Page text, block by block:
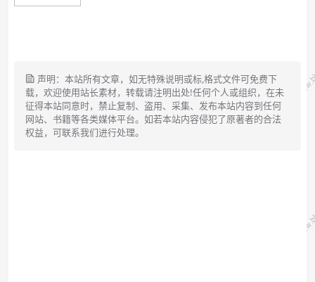
声明：本站所有文章，如无特殊说明或标,格式文件可免费下
载，欢迎使用站长素材，转载请注明出处!任何个人或组织，在未
征得本站同意时，禁止复制、盗用、采集、发布本站内容到任何
网站、书籍等各类媒体平台。如若本站内容侵犯了原著者的合法
权益，可联系我们进行处理。